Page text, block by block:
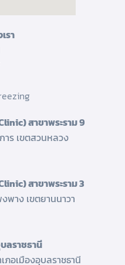
รา
สาขาพระราม 9
ร เขตสวนหลวง
สาขาพระราม 3
พาง เขตยานนาวา
ลราชธานี
ภอเมืองอุบลราชธานี